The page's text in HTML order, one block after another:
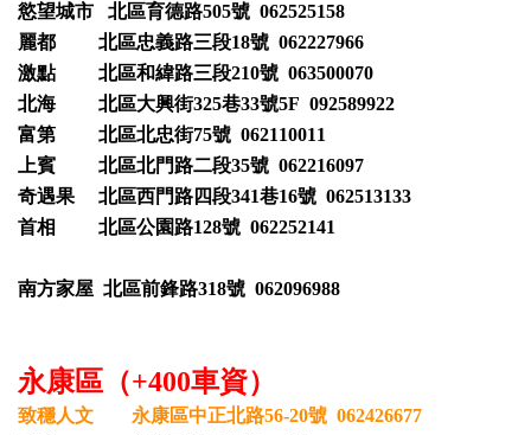
慾望城市 北區育德路505號 062525158
麗都 北區忠義路三段18號 062227966
激點 北區和緯路三段210號 063500070
北海 北區大興街325巷33號5F 092589922
富第 北區北忠街75號 062110011
上賓 北區北門路二段35號 062216097
奇遇果 北區西門路四段341巷16號 062513133
首相 北區公園路128號 062252141
南方家屋 北區前鋒路318號 062096988
永康區（+400車資）
致穩人文 永康區中正北路56-20號 062426677